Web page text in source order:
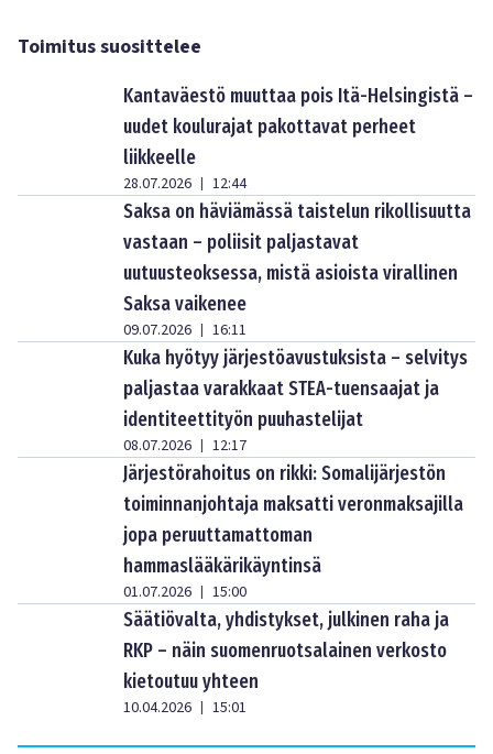
Toimitus suosittelee
Kantaväestö muuttaa pois Itä-Helsingistä –
uudet koulurajat pakottavat perheet
liikkeelle
28.07.2026 | 12:44
Saksa on häviämässä taistelun rikollisuutta
vastaan – poliisit paljastavat
uutuusteoksessa, mistä asioista virallinen
Saksa vaikenee
09.07.2026 | 16:11
Kuka hyötyy järjestöavustuksista – selvitys
paljastaa varakkaat STEA-tuensaajat ja
identiteettityön puuhastelijat
08.07.2026 | 12:17
Järjestörahoitus on rikki: Somalijärjestön
toiminnanjohtaja maksatti veronmaksajilla
jopa peruuttamattoman
hammaslääkärikäyntinsä
01.07.2026 | 15:00
Säätiövalta, yhdistykset, julkinen raha ja
RKP – näin suomenruotsalainen verkosto
kietoutuu yhteen
10.04.2026 | 15:01